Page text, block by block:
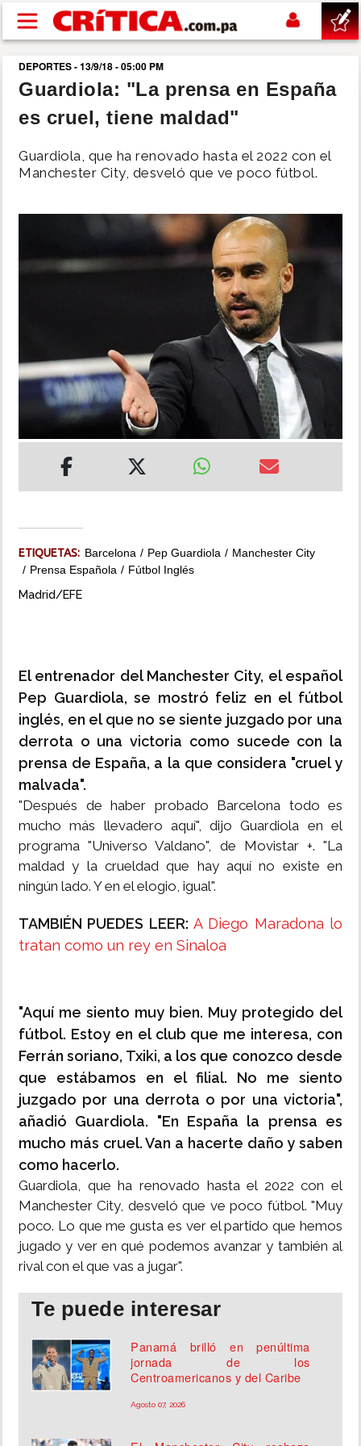
Pasar al contenido principal
buscar
SUCESOS
NACIONAL
INSÓLITAS
MULTIMEDIA
DEPORTES - 13/9/18 - 05:00 PM
Guardiola: "La prensa en España
es cruel, tiene maldad"
Guardiola, que ha renovado hasta el 2022 con el
Manchester City, desveló que ve poco fútbol.
ETIQUETAS: Barcelona Pep Guardiola
Manchester City
Prensa Española
Fútbol Inglés
Madrid/EFE
El entrenador del Manchester City, el español
Pep Guardiola, se mostró feliz en el fútbol
inglés, en el que no se siente juzgado por una
derrota o una victoria como sucede con la
prensa de España, a la que considera "cruel y
malvada".
"Después de haber probado Barcelona todo es
mucho más llevadero aquí", dijo Guardiola en el
programa "Universo Valdano", de Movistar +. "La
maldad y la crueldad que hay aquí no existe en
ningún lado. Y en el elogio, igual".
TAMBIÉN PUEDES LEER: A Diego Maradona lo
tratan como un rey en Sinaloa
"Aquí me siento muy bien. Muy protegido del
fútbol. Estoy en el club que me interesa, con
Ferrán soriano, Txiki, a los que conozco desde
que estábamos en el filial. No me siento
juzgado por una derrota o por una victoria",
añadió Guardiola. "En España la prensa es
mucho más cruel. Van a hacerte daño y saben
como hacerlo.
Guardiola, que ha renovado hasta el 2022 con el
Manchester City, desveló que ve poco fútbol. "Muy
poco. Lo que me gusta es ver el partido que hemos
jugado y ver en qué podemos avanzar y también al
rival con el que vas a jugar".
Te puede interesar
Panamá brilló en penúltima
jornada de los
Centroamericanos y del Caribe
Agosto 07, 2026